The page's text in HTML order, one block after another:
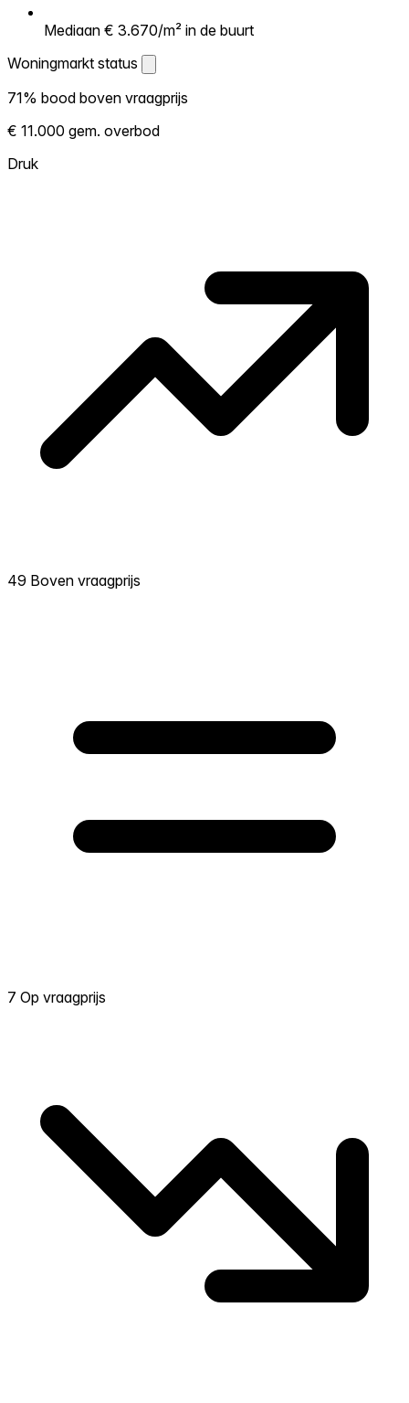
Mediaan € 3.670/m² in de buurt
Woningmarkt status
Woningmarkt status
Laat zien hoe competitief de markt hier is.
Hoe meer woningen boven vraagprijs
verkopen, hoe heter. Heet? Verwacht
71% bood boven vraagprijs
€ 11.000 gem. overbod
Druk
49 Boven vraagprijs
7 Op vraagprijs